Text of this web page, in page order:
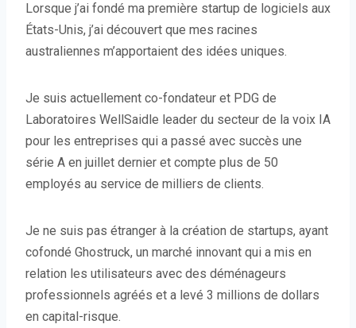
Lorsque j’ai fondé ma première startup de logiciels aux
États-Unis, j’ai découvert que mes racines
australiennes m’apportaient des idées uniques.
Je suis actuellement co-fondateur et PDG de
Laboratoires WellSaidle leader du secteur de la voix IA
pour les entreprises qui a passé avec succès une
série A en juillet dernier et compte plus de 50
employés au service de milliers de clients.
Je ne suis pas étranger à la création de startups, ayant
cofondé Ghostruck, un marché innovant qui a mis en
relation les utilisateurs avec des déménageurs
professionnels agréés et a levé 3 millions de dollars
en capital-risque.